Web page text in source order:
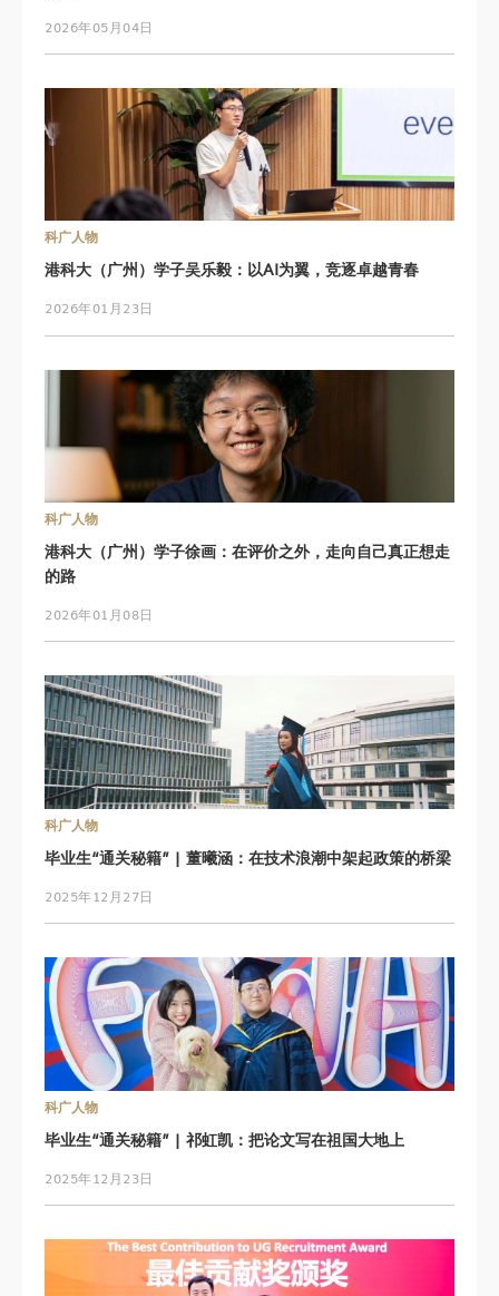
2026年05月04日
科广人物
港科大（广州）学子吴乐毅：以AI为翼，竞逐卓越青春
2026年01月23日
科广人物
港科大（广州）学子徐画：在评价之外，走向自己真正想走
的路
2026年01月08日
科广人物
毕业生“通关秘籍” | 董曦涵：在技术浪潮中架起政策的桥梁
2025年12月27日
科广人物
毕业生“通关秘籍” | 祁虹凯：把论文写在祖国大地上
2025年12月23日